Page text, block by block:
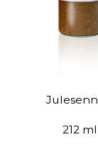
212 ml